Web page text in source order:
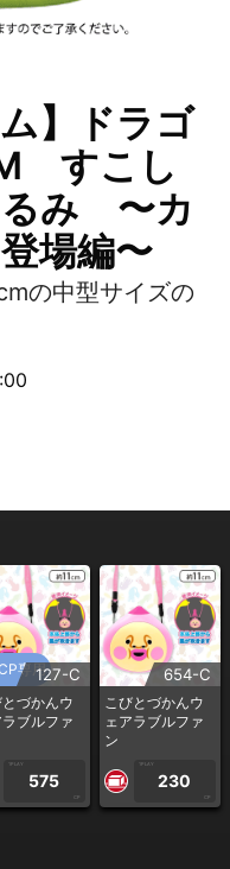
】ドラゴ
すこし
るみ 〜カ
場編〜
の中型サイズの
専用127-C
づかんウ
ラブルファ
1PLAY
575
CP
654-C
こびとづかんウ
ェアラブルファ
ン
1PLAY
230
CP